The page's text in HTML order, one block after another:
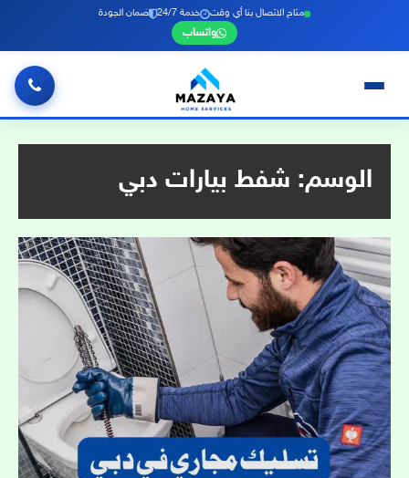
متاح الاتصال بنا أي وقت خدمة 24/7 ضمان الجودة
واتساب
الوسم: شفط بيارات دبي